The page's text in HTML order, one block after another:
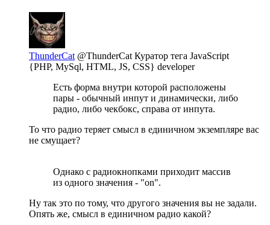
ThunderCat @ThunderCat Куратор тега JavaScript
{PHP, MySql, HTML, JS, CSS} developer
Есть форма внутри которой расположены
пары - обычный инпут и динамически, либо
радио, либо чекбокс, справа от инпута.
То что радио теряет смысл в единичном экземпляре вас
не смущает?
Однако с радиокнопками приходит массив
из одного значения - "on".
Ну так это по тому, что другого значения вы не задали.
Опять же, смысл в единичном радио какой?